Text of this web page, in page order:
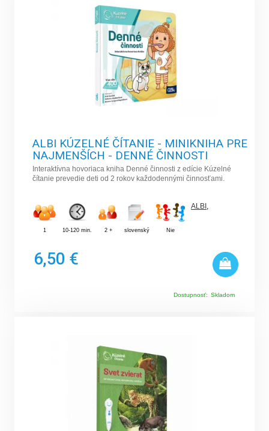
ALBI KÚZELNÉ ČÍTANIE - MINIKNIHA PRE
NAJMENŠÍCH - DENNÉ ČINNOSTI
Interaktívna hovoriaca kniha Denné činnosti z edície Kúzelné
čítanie prevedie deti od 2 rokov každodennými činnosťami.
1 10-120 min. 2 + slovenský Nie
ALBI
6,50 €
Dostupnosť: Skladom